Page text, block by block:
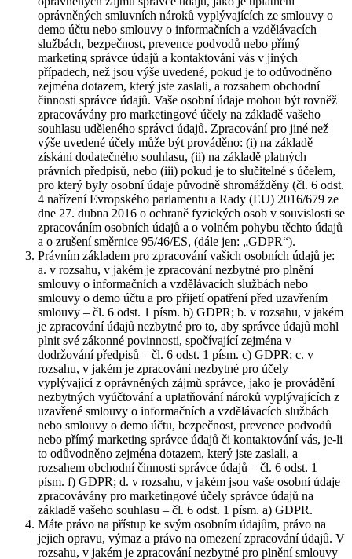
oprávněných smluvních nároků vyplývajících ze smlouvy o
demo účtu nebo smlouvy o informačních a vzdělávacích
službách, bezpečnost, prevence podvodů nebo přímý
marketing správce údajů a kontaktování vás v jiných
případech, než jsou výše uvedené, pokud je to odůvodněno
zejména dotazem, který jste zaslali, a rozsahem obchodní
činnosti správce údajů. Vaše osobní údaje mohou být rovněž
zpracovávány pro marketingové účely na základě vašeho
souhlasu uděleného správci údajů. Zpracování pro jiné než
výše uvedené účely může být prováděno: (i) na základě
získání dodatečného souhlasu, (ii) na základě platných
právních předpisů, nebo (iii) pokud je to slučitelné s účelem,
pro který byly osobní údaje původně shromážděny (čl. 6 odst.
4 nařízení Evropského parlamentu a Rady (EU) 2016/679 ze
dne 27. dubna 2016 o ochraně fyzických osob v souvislosti se
zpracováním osobních údajů a o volném pohybu těchto údajů
a o zrušení směrnice 95/46/ES, (dále jen: „GDPR“).
Právním základem pro zpracování vašich osobních údajů je:
a. v rozsahu, v jakém je zpracování nezbytné pro plnění
smlouvy o informačních a vzdělávacích službách nebo
smlouvy o demo účtu a pro přijetí opatření před uzavřením
smlouvy – čl. 6 odst. 1 písm. b) GDPR; b. v rozsahu, v jakém
je zpracování údajů nezbytné pro to, aby správce údajů mohl
plnit své zákonné povinnosti, spočívající zejména v
dodržování předpisů – čl. 6 odst. 1 písm. c) GDPR; c. v
rozsahu, v jakém je zpracování nezbytné pro účely
vyplývající z oprávněných zájmů správce, jako je provádění
nezbytných vyúčtování a uplatňování nároků vyplývajících z
uzavřené smlouvy o informačních a vzdělávacích službách
nebo smlouvy o demo účtu, bezpečnost, prevence podvodů
nebo přímý marketing správce údajů či kontaktování vás, je-li
to odůvodněno zejména dotazem, který jste zaslali, a
rozsahem obchodní činnosti správce údajů – čl. 6 odst. 1
písm. f) GDPR; d. v rozsahu, v jakém jsou vaše osobní údaje
zpracovávány pro marketingové účely správce údajů na
základě vašeho souhlasu – čl. 6 odst. 1 písm. a) GDPR.
Máte právo na přístup ke svým osobním údajům, právo na
jejich opravu, výmaz a právo na omezení zpracování údajů. V
rozsahu, v jakém je zpracování nezbytné pro plnění smlouvy